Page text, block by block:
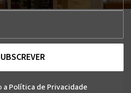
a Política de Privacidade